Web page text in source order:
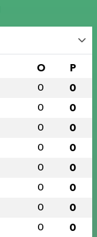
O P
0 0
0 0
0 0
0 0
0 0
0 0
0 0
0 0